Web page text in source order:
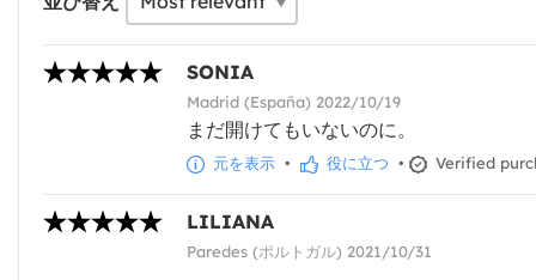
SONIA
Madrid (España) 2022/10/19
まだ開けてもいないのに。
元を表示 • 役に立つ • Verified
LILIANA
Paredes (ポルトガル) 2021/10/31